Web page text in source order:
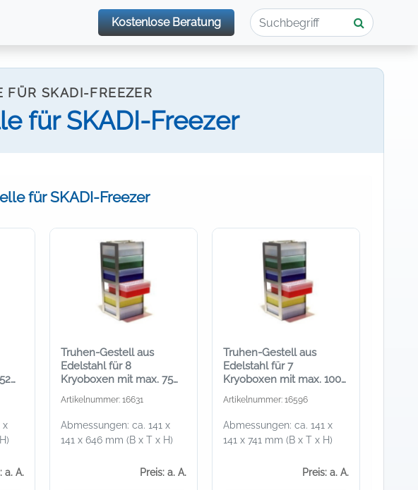
Kostenlose Beratung
FÜR SKADI-FREEZER
für SKADI-Freezer
für SKADI-Freezer
x
a. A.
Truhen-Gestell aus
Edelstahl für 8
Kryoboxen mit max. 75
mm Höhe
Artikelnummer: 16631
Abmessungen: ca. 141 x
141 x 646 mm (B x T x H)
Preis: a. A.
Truhen-Gestell aus
Edelstahl für 7
Kryoboxen mit max. 100
mm Höhe
Artikelnummer: 16596
Abmessungen: ca. 141 x
141 x 741 mm (B x T x H)
Preis: a. A.